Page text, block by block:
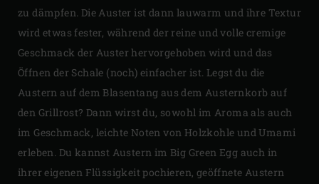
zu dämpfen. Die Auster ist dann lauwarm und ihre Textur
wird etwas fester, während der reine und volle cremige
Geschmack der Auster hervorgehoben wird und das
Öffnen der Schale (noch) einfacher ist. Legst du die
Austern auf dem Blasentang aus dem Austernkorb auf
den Grillrost? Dann wirst du, sowohl im Aroma als auch
im Geschmack, leichte Noten von Holzkohle und Umami
erleben. Du kannst Austern im Big Green Egg auch in
ihrer eigenen Flüssigkeit pochieren, geöffnete Austern